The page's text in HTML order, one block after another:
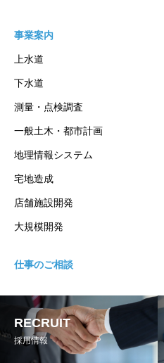
事業案内
上水道
下水道
測量・点検調査
一般土木・都市計画
地理情報システム
宅地造成
店舗施設開発
大規模開発
仕事のご相談
RECRUIT
採用情報